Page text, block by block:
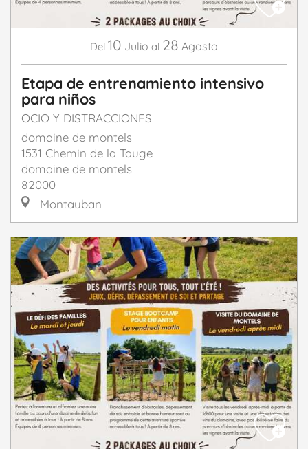
Del 10 Julio al 28 Agosto
Etapa de entrenamiento intensivo
para niños
OCIO Y DISTRACCIONES
domaine de montels
1531 Chemin de la Tauge
domaine de montels
82000
Montauban